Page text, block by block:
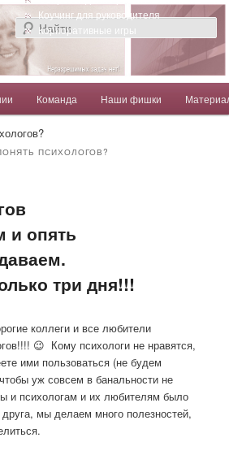
содержимомусодержимому
Команда Наши фишки
Коучинг для руководителя
Корпоративные игры
ПСИХОЛОГОВ?
и опять
три дня!!!
коллеги и все любители
😉 Кому психологи не нравятся,
ими пользоваться (не будем
уж совсем в банальности не
и психологам и их любителям было
мы делаем много полезностей,